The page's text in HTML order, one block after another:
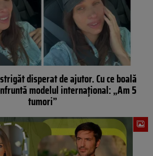
disperat de ajutor. Cu ce boală
modelul internațional: „Am 5
tumori”